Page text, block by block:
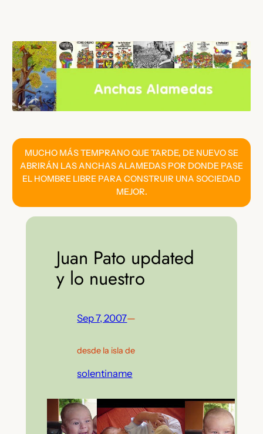
contenido
MUCHO MÁS TEMPRANO QUE TARDE, DE NUEVO SE
ABRIRÁN LAS ANCHAS ALAMEDAS POR DONDE PASE
EL HOMBRE LIBRE PARA CONSTRUIR UNA SOCIEDAD
MEJOR.
Juan Pato updated
y lo nuestro
Sep 7, 2007—
desde la isla de
solentiname